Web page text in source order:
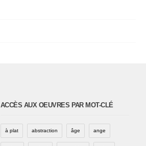
ACCÈS AUX OEUVRES PAR MOT-CLÉ
à plat abstraction âge ange